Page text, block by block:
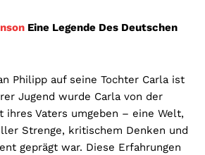
Eine Legende Des Deutschen
Philipp auf seine Tochter Carla ist
Jugend wurde Carla von der
ihres Vaters umgeben – eine Welt,
Strenge, kritischem Denken und
geprägt war. Diese Erfahrungen